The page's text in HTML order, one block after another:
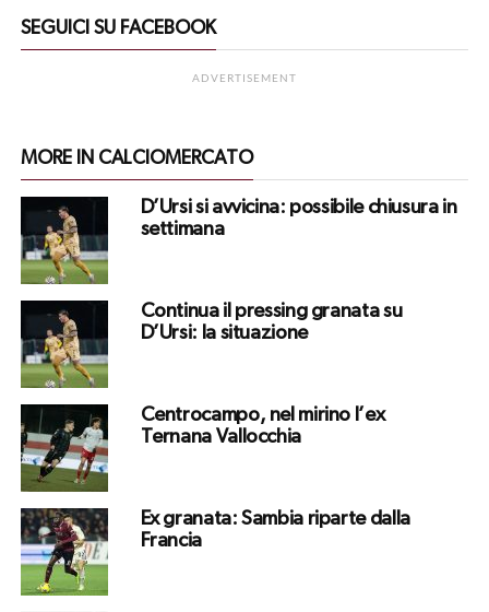
SEGUICI SU FACEBOOK
ADVERTISEMENT
MORE IN CALCIOMERCATO
D’Ursi si avvicina: possibile chiusura in
settimana
Continua il pressing granata su
D’Ursi: la situazione
Centrocampo, nel mirino l’ex
Ternana Vallocchia
Ex granata: Sambia riparte dalla
Francia